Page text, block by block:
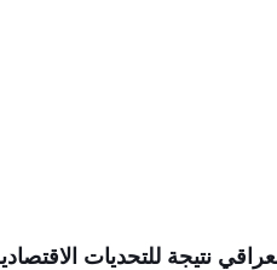
نتيجة للتحديات